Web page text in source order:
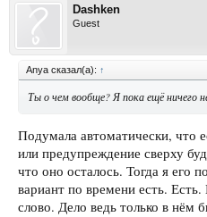
Dashken
Guest
Anya сказал(а): ↑
Ты о чем вообще? Я пока ещё ничего
Подумала автоматически, что
или предупреждение сверху
что оно осталось. Тогда я его
вариант по времени есть.
слово. Дело ведь только в нём